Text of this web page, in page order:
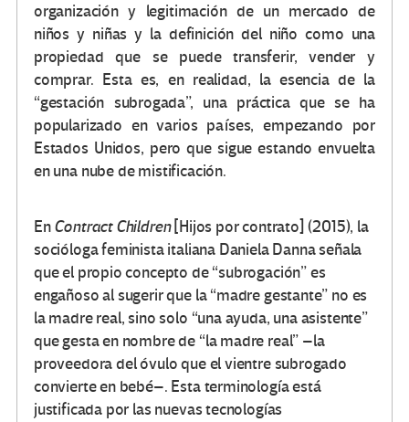
organización y legitimación de un mercado de
niños y niñas y la definición del niño como una
propiedad que se puede transferir, vender y
comprar. Esta es, en realidad, la esencia de la
“gestación subrogada”, una práctica que se ha
popularizado en varios países, empezando por
Estados Unidos, pero que sigue estando envuelta
en una nube de mistificación.
EnContract Children[Hijos por contrato] (2015), la
socióloga feminista italiana Daniela Danna señala
que el propio concepto de “subrogación” es
engañoso al sugerir que la “madre gestante” no es
la madre real, sino solo “una ayuda, una asistente”
que gesta en nombre de “la madre real” –la
proveedora del óvulo que el vientre subrogado
convierte en bebé–. Esta terminología está
justificada por las nuevas tecnologías